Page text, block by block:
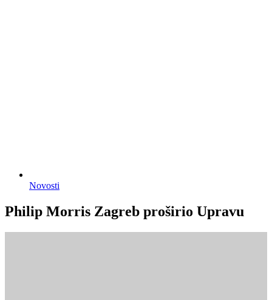
Novosti
Philip Morris Zagreb proširio Upravu